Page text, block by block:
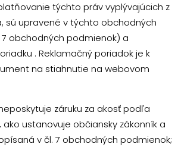
týchto práv vyplývajúcich z
sú upravené v týchto obchodných
obchodných podmienok) a
. Reklamačný poriadok je k
na stiahnutie na webovom
záruku za akosť podľa
ustanovuje občiansky zákonník a
v čl. 7 obchodných podmienok;